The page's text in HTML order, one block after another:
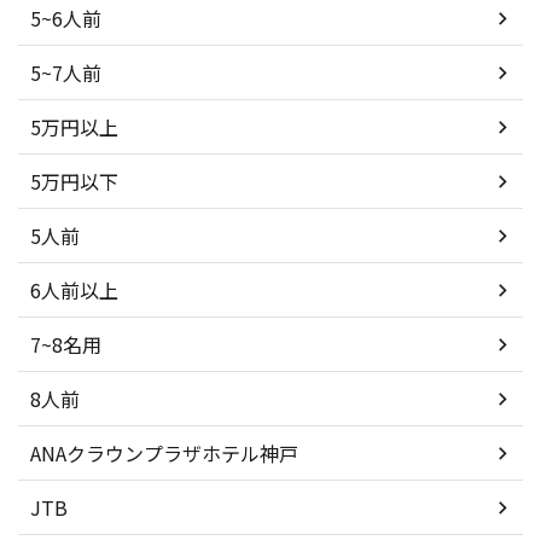
5~6人前
5~7人前
5万円以上
5万円以下
5人前
6人前以上
7~8名用
8人前
ANAクラウンプラザホテル神戸
JTB